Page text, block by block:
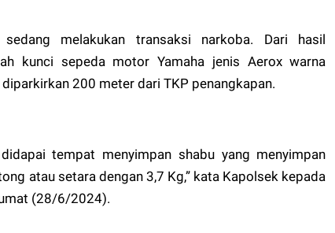
melakukan transaksi narkoba. Dari hasil
kunci sepeda motor Yamaha jenis Aerox warna
200 meter dari TKP penangkapan.
tempat menyimpan shabu yang menyimpan
atau setara dengan 3,7 Kg,” kata Kapolsek kepada
(28/6/2024).